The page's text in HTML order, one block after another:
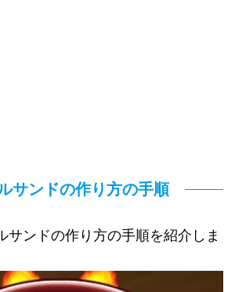
サンドの作り方の手順
サンドの作り方の手順を紹介しま